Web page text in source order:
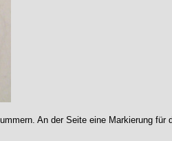
An der Seite eine Markierung